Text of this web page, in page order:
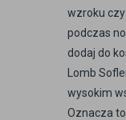
wzroku
podczas
dodaj do
Lomb
wysokim
Oznacza